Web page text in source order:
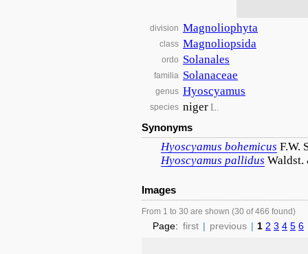
division Magnoliophyta
class Magnoliopsida
ordo Solanales
familia Solanaceae
genus Hyoscyamus
species nigerL.
Synonyms
Hyoscyamus bohemicus F.W.
Hyoscyamus pallidus
Images
From 1 to 30 are shown (30 of 466 found)
Page: first | previous | 1 2 3 4 5 6